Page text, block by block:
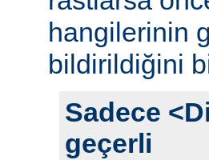
hangilerinin
bildirildiğini
Sadece
geçerli